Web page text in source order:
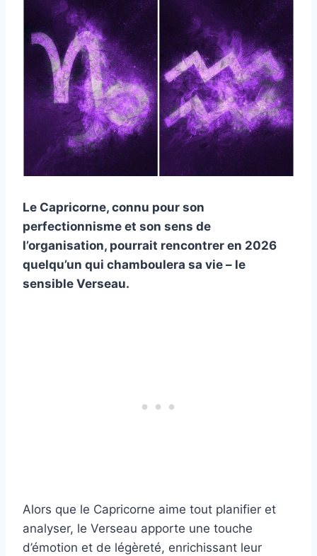
Le Capricorne, connu pour son
perfectionnisme et son sens de
l’organisation, pourrait rencontrer en 2026
quelqu’un qui chamboulera sa vie – le
sensible Verseau.
Alors que le Capricorne aime tout planifier et
analyser, le Verseau apporte une touche
d’émotion et de légèreté, enrichissant leur